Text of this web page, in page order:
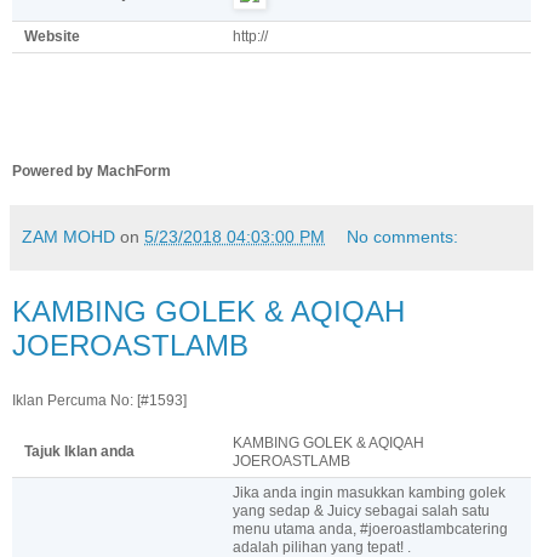
Website http://
Powered by MachForm
ZAM MOHD on 5/23/2018 04:03:00 PM No comments:
KAMBING GOLEK & AQIQAH
JOEROASTLAMB
Iklan Percuma No: [#1593]
Tajuk Iklan anda
KAMBING GOLEK & AQIQAH
JOEROASTLAMB
Jika anda ingin masukkan kambing golek
yang sedap & Juicy sebagai salah satu
menu utama anda, #joeroastlambcatering
adalah pilihan yang tepat! .